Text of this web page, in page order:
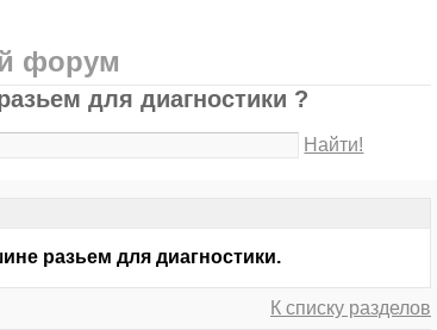
форум
для диагностики ?
Найти!
разьем для диагностики.
К списку разделов